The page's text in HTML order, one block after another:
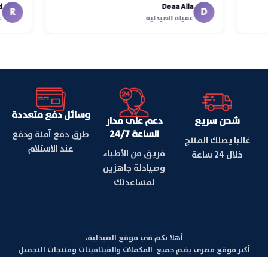
D
Doaa Alla
عميلة الصيدلية
شحن سريع
غالبا يصلك المنتج
خلال 24 ساعة
دعم على مدار
الساعة 24/7
فريق من الأطباء
وصيادلة جاهزين
لمساعدتك
وسائل دفع متعددة
طرق دفع آمنة ودفع
عند الاستلام
أهلا بكم في موقع الصيدلية،
أكبر موقع مصري يضم جميع المكملات والفيتامينات ومنتجات التجميل